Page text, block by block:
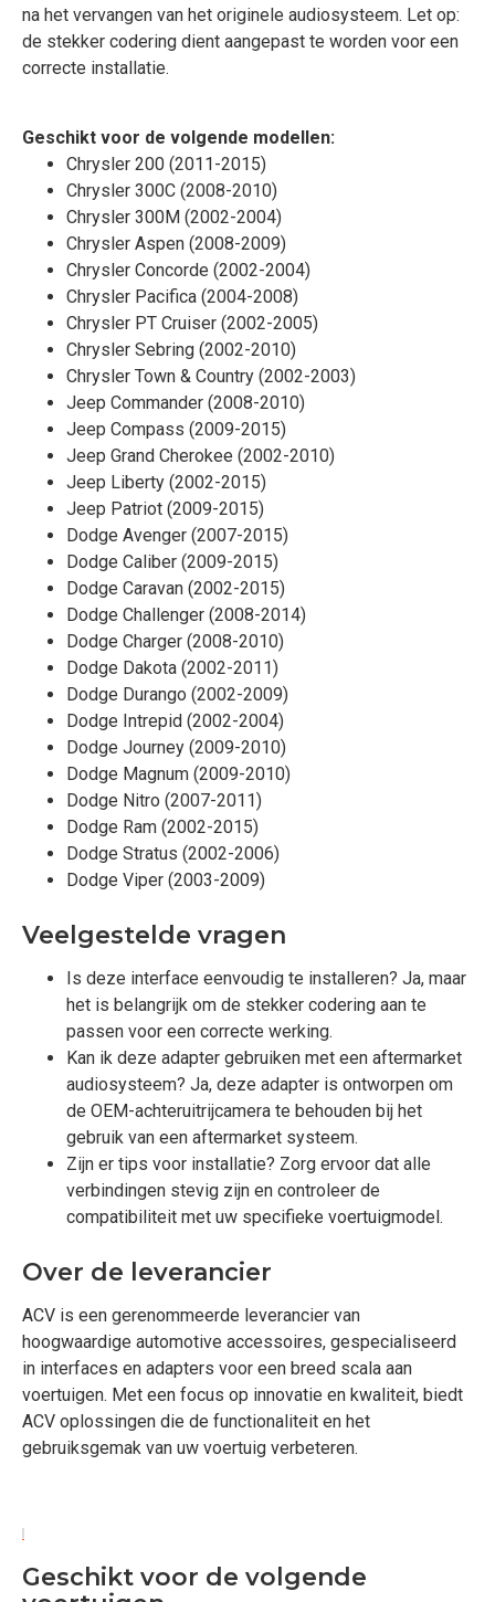
na het vervangen van het originele audiosysteem. Let op:
de stekker codering dient aangepast te worden voor een
correcte installatie.
Geschikt voor de volgende modellen:
Chrysler 200 (2011-2015)
Chrysler 300C (2008-2010)
Chrysler 300M (2002-2004)
Chrysler Aspen (2008-2009)
Chrysler Concorde (2002-2004)
Chrysler Pacifica (2004-2008)
Chrysler PT Cruiser (2002-2005)
Chrysler Sebring (2002-2010)
Chrysler Town & Country (2002-2003)
Jeep Commander (2008-2010)
Jeep Compass (2009-2015)
Jeep Grand Cherokee (2002-2010)
Jeep Liberty (2002-2015)
Jeep Patriot (2009-2015)
Dodge Avenger (2007-2015)
Dodge Caliber (2009-2015)
Dodge Caravan (2002-2015)
Dodge Challenger (2008-2014)
Dodge Charger (2008-2010)
Dodge Dakota (2002-2011)
Dodge Durango (2002-2009)
Dodge Intrepid (2002-2004)
Dodge Journey (2009-2010)
Dodge Magnum (2009-2010)
Dodge Nitro (2007-2011)
Dodge Ram (2002-2015)
Dodge Stratus (2002-2006)
Dodge Viper (2003-2009)
Veelgestelde vragen
Is deze interface eenvoudig te installeren? Ja, maar
het is belangrijk om de stekker codering aan te
passen voor een correcte werking.
Kan ik deze adapter gebruiken met een aftermarket
audiosysteem? Ja, deze adapter is ontworpen om
de OEM-achteruitrijcamera te behouden bij het
gebruik van een aftermarket systeem.
Zijn er tips voor installatie? Zorg ervoor dat alle
verbindingen stevig zijn en controleer de
compatibiliteit met uw specifieke voertuigmodel.
Over de leverancier
ACV is een gerenommeerde leverancier van
hoogwaardige automotive accessoires, gespecialiseerd
in interfaces en adapters voor een breed scala aan
voertuigen. Met een focus op innovatie en kwaliteit, biedt
ACV oplossingen die de functionaliteit en het
gebruiksgemak van uw voertuig verbeteren.
Geschikt voor de volgende